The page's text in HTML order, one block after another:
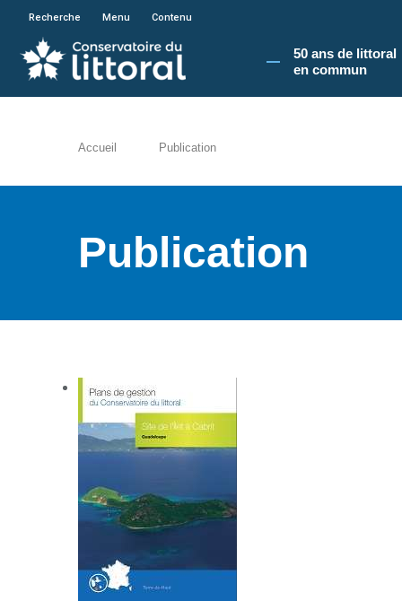
En poursuivant votre navigation sur le site
Recherche Menu Contenu
50 ans de littoral
en commun​
Accueil Publication
Publication